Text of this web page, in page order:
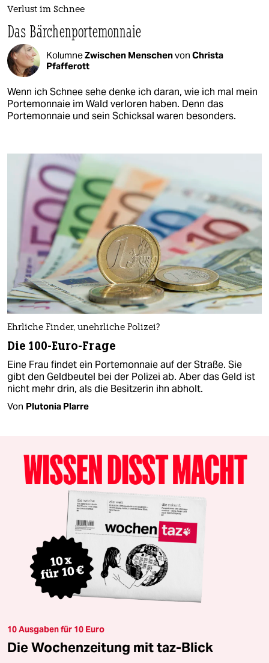
Verlust im Schnee
Das Bärchenportemonnaie
KolumneZwischen Menschenvon Christa
Pfafferott
Wenn ich Schnee sehe denke ich daran, wie ich mal mein
Portemonnaie im Wald verloren haben. Denn das
Portemonnaie und sein Schicksal waren besonders.
Ehrliche Finder, unehrliche Polizei?
Die 100-Euro-Frage
Eine Frau findet ein Portemonnaie auf der Straße. Sie
gibt den Geldbeutel bei der Polizei ab. Aber das Geld ist
nicht mehr drin, als die Besitzerin ihn abholt.
Von Plutonia Plarre
10 Ausgaben für 10 Euro
Die Wochenzeitung mit taz-Blick